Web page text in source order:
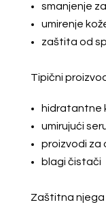
smanjenje
umirenje
zaštita od
Tipični
hidratantne
umirujući
proizvodi za
blagi čistači
Zaštitna njega